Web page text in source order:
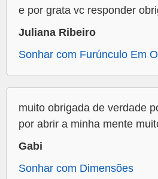
e por grata vc responder
Juliana Ribeiro
Sonhar com Furúnculo Em
muito obrigada de verdade
por abrir a minha mente
Gabi
Sonhar com Dimensões